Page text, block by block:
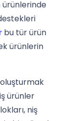
ürünlerinde
bu tür ürün
ürünlerin
ürünler
niş